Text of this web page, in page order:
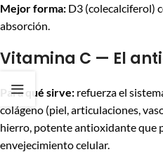
Mejor forma: D3 (colecalciferol)
absorción.
Vitamina C — El
Para qué sirve: refuerza el
colágeno (piel, articulaciones,
hierro, potente antioxidante que
envejecimiento celular.